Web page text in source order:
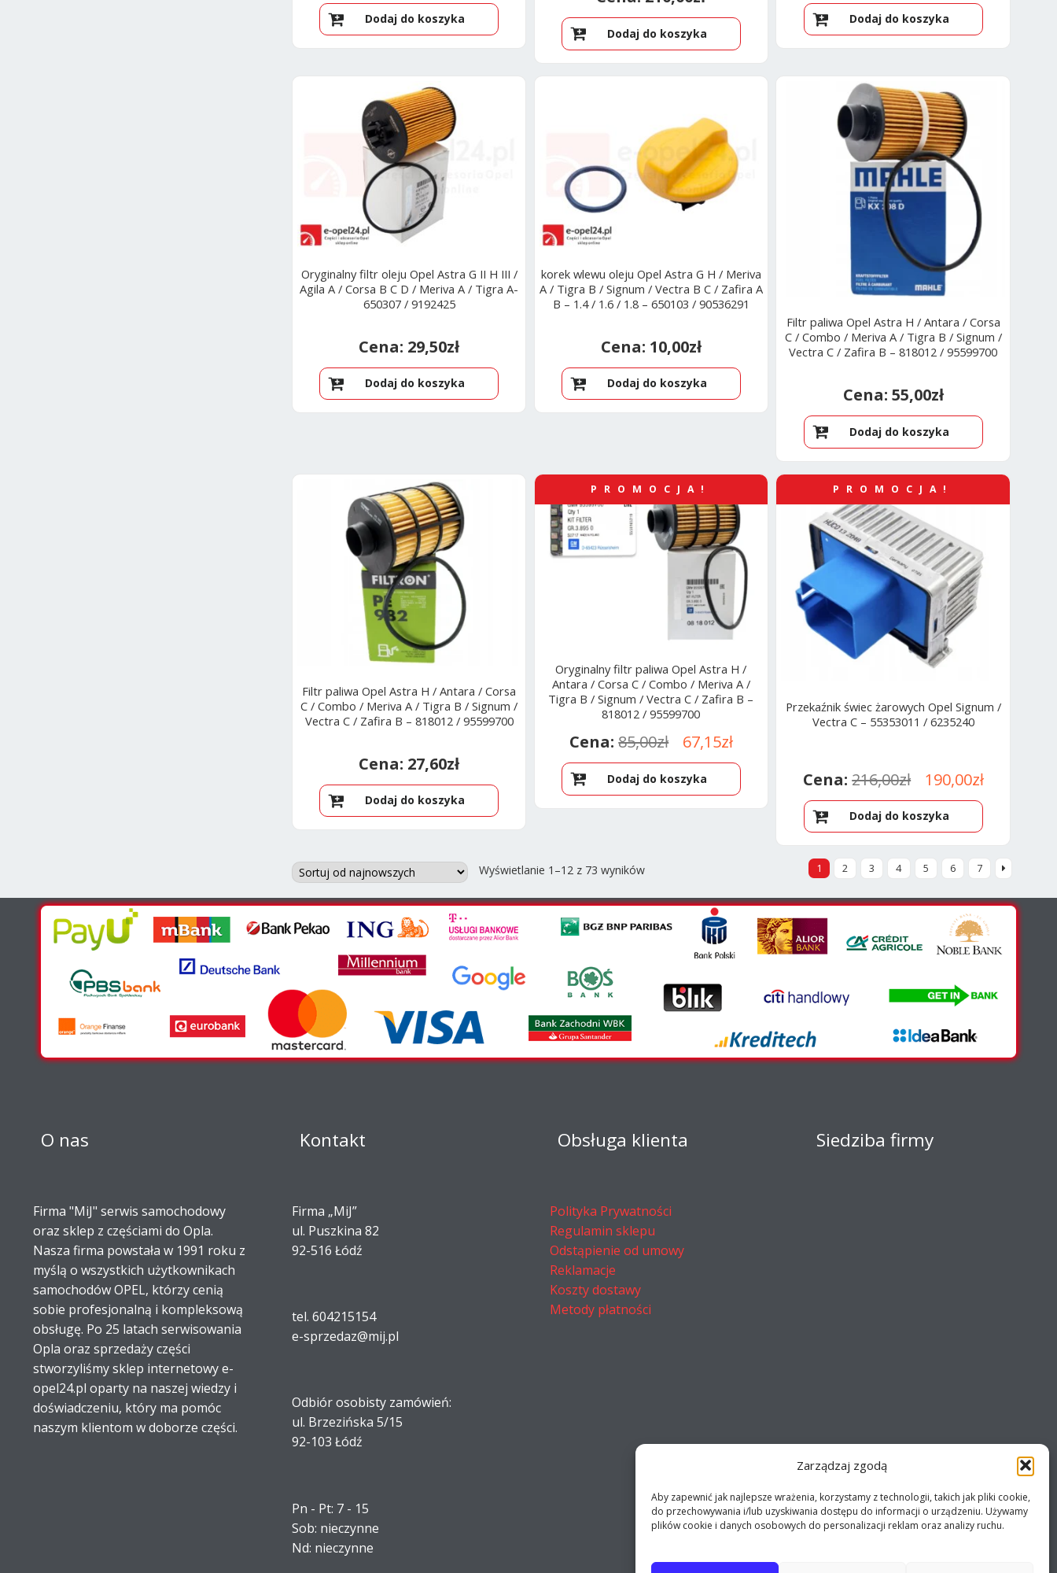
Zarządzaj zgodą
Aby zapewnić jak najlepsze wrażenia, korzystamy z technologii, takich jak pliki cookie,
do przechowywania i/lub uzyskiwania dostępu do informacji o urządzeniu. Używamy
plików cookie i danych osobowych do personalizacji reklam oraz analizy ruchu.
Dodaj do koszyka
Dodaj do koszyka
Dodaj do koszyka
Oryginalny filtr oleju Opel Astra G II H III /
Agila A / Corsa B C D / Meriva A / Tigra A-
650307 / 9192425
29,50zł
Dodaj do koszyka
korek wlewu oleju Opel Astra G H / Meriva
A / Tigra B / Signum / Vectra B C / Zafira A
B – 1.4 / 1.6 / 1.8 – 650103 / 90536291
10,00zł
Dodaj do koszyka
Filtr paliwa Opel Astra H / Antara / Corsa
C / Combo / Meriva A / Tigra B / Signum /
Vectra C / Zafira B – 818012 / 95599700
55,00zł
Dodaj do koszyka
Filtr paliwa Opel Astra H / Antara / Corsa
C / Combo / Meriva A / Tigra B / Signum /
Vectra C / Zafira B – 818012 / 95599700
27,60zł
Dodaj do koszyka
Oryginalny filtr paliwa Opel Astra H /
Antara / Corsa C / Combo / Meriva A /
Tigra B / Signum / Vectra C / Zafira B –
818012 / 95599700
PROMOCJA!
85,00zł
Pierwotna
cena
wynosiła:
67,15złAktualna
cena
wynosi:
Dodaj do koszyka
Przekaźnik świec żarowych Opel Signum /
Vectra C – 55353011 / 6235240
PROMOCJA!
216,00zł
Pierwotna
cena
wynosiła:
190,00zł
cena
wynosi:
Dodaj do koszyka
Wyświetlanie 1–12 z 73 wynikówPosortowane
najnowszych
1 2 3 4 5 6 7
O nas
Firma "MiJ" serwis samochodowy
oraz sklep z częściami do Opla.
Nasza firma powstała w 1991 roku z
myślą o wszystkich użytkownikach
samochodów OPEL, którzy cenią
sobie profesjonalną i kompleksową
obsługę. Po 25 latach serwisowania
Opla oraz sprzedaży części
stworzyliśmy sklep internetowy e-
opel24.pl oparty na naszej wiedzy i
doświadczeniu, który ma pomóc
naszym klientom w doborze części.
Kontakt
Firma „MiJ”
ul. Puszkina 82
92-516 Łódź
tel. 604215154
e-sprzedaz@mij.pl
Odbiór osobisty zamówień:
ul. Brzezińska 5/15
92-103 Łódź
Pn - Pt: 7 - 15
Sob: nieczynne
Nd: nieczynne
Obsługa klienta
Polityka Prywatności
Regulamin sklepu
Odstąpienie od umowy
Reklamacje
Koszty dostawy
Metody płatności
Siedziba firmy